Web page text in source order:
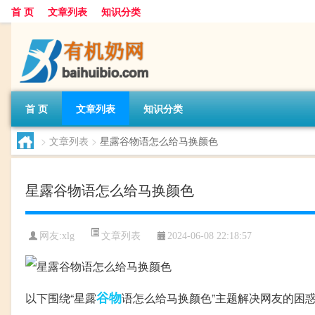
首 页 文章列表 知识分类
首 页 文章列表 知识分类
> 文章列表 > 星露谷物语怎么给马换颜色
星露谷物语怎么给马换颜色
网友:xlg 文章列表 2024-06-08 22:18:57
以下围绕“星露谷物语怎么给马换颜色”主题解决网友的困